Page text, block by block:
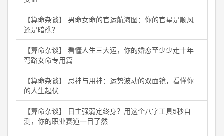
【算命杂谈】 男命女命的官运航海图：你的官星是顺风
还是暗礁？
【算命杂谈】 看懂人生三大运，你的婚恋至少少走十年
弯路女命专用篇
【算命杂谈】 忌神与用神：运势波动的双面镜，看懂你
的人生起伏
【算命杂谈】 日主强弱定终身？用这个八字工具5秒自
测，你的职业赛道一目了然